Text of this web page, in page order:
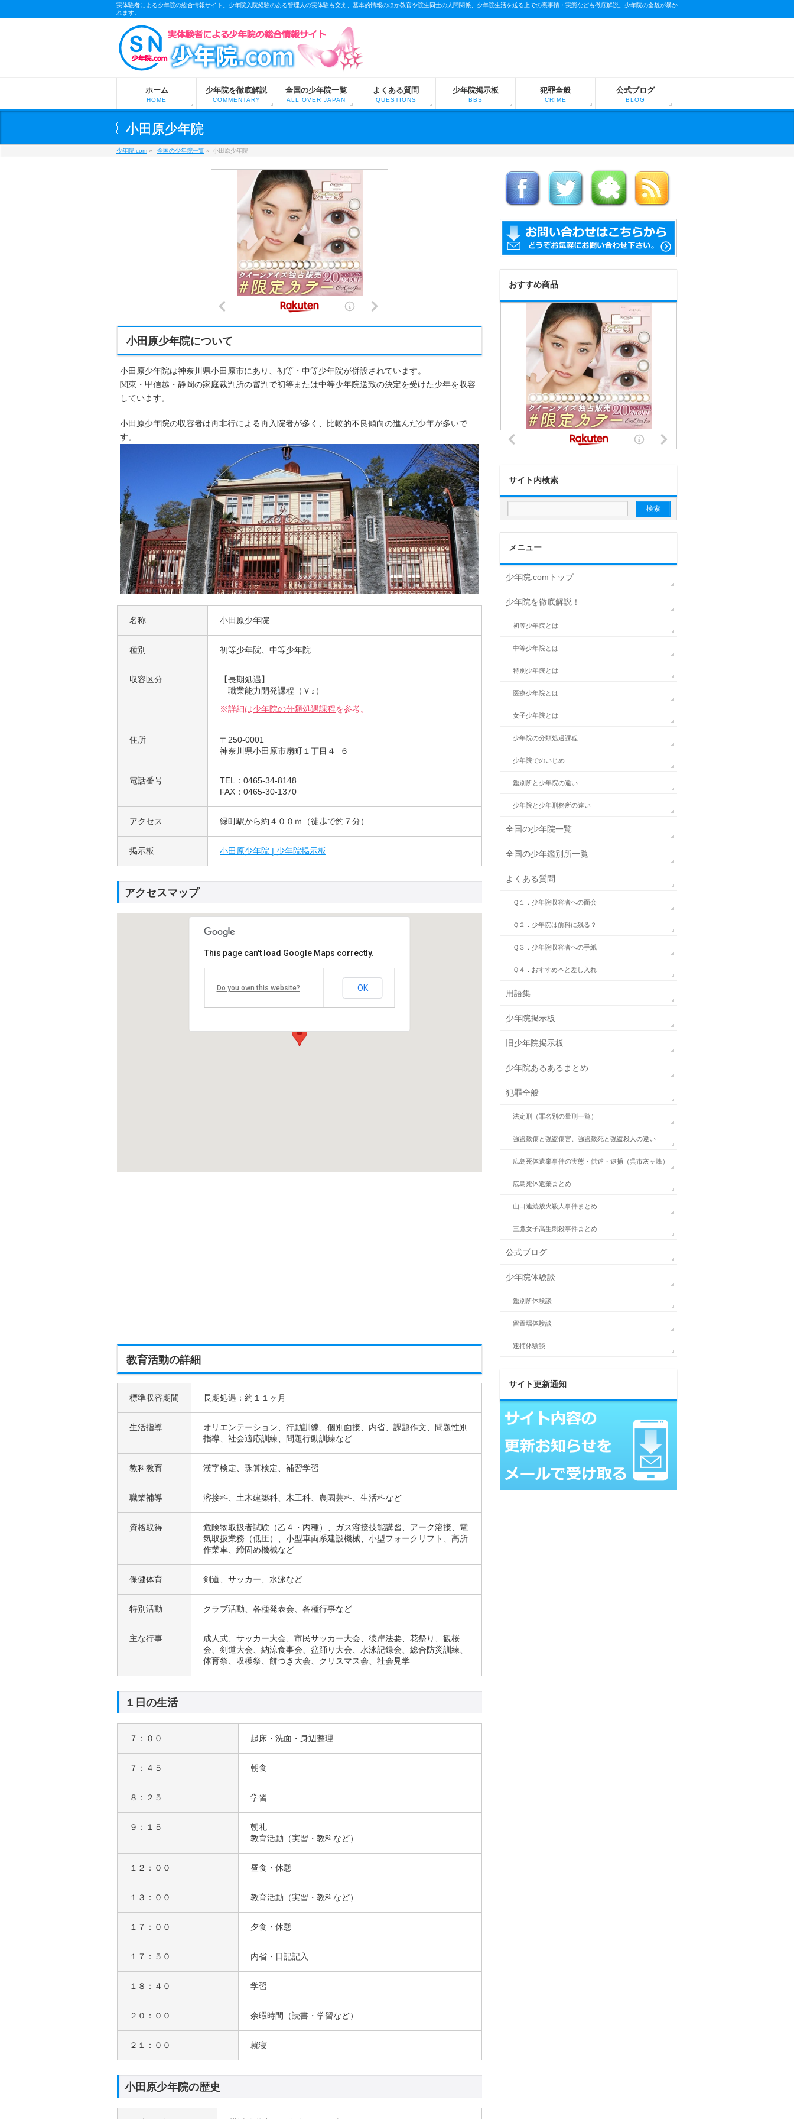
実体験者による少年院の総合情報サイト。少年院入院経験のある管理人の実体験も交え、基本的情報のほか教官や院生同士の人間関係、少年院生活を送る上での裏事情・実態なども徹底解説。少年院の全貌が暴か
れます。
ホーム
HOME
少年院を徹底解説
COMMENTARY
全国の少年院一覧
ALL OVER JAPAN
よくある質問
QUESTIONS
少年院掲示板
BBS
犯罪全般
CRIME
公式ブログ
BLOG
小田原少年院
少年院.com » 全国の少年院一覧 » 小田原少年院
小田原少年院について
小田原少年院は神奈川県小田原市にあり、初等・中等少年院が併設されています。
関東・甲信越・静岡の家庭裁判所の審判で初等または中等少年院送致の決定を受けた少年を収容
しています。
小田原少年院の収容者は再非行による再入院者が多く、比較的不良傾向の進んだ少年が多いで
す。
名称 小田原少年院
種別 初等少年院、中等少年院
収容区分
【長期処遇】
職業能力開発課程（Ｖ ２ ）
※詳細は少年院の分類処遇課程を参考。
住所
〒250-0001
神奈川県小田原市扇町１丁目４−６
電話番号
TEL：0465-34-8148
FAX：0465-30-1370
アクセス 緑町駅から約４００ｍ（徒歩で約７分）
掲示板 小田原少年院 | 少年院掲示板
アクセスマップ
〒250-0001
This page can't load Google Maps correctly.
Do you own this website? OK
教育活動の詳細
標準収容期間 長期処遇：約１１ヶ月
生活指導
オリエンテーション、行動訓練、個別面接、内省、課題作文、問題性別
指導、社会適応訓練、問題行動訓練など
教科教育 漢字検定、珠算検定、補習学習
職業補導 溶接科、土木建築科、木工科、農園芸科、生活科など
資格取得
危険物取扱者試験（乙４・丙種）、ガス溶接技能講習、アーク溶接、電
気取扱業務（低圧）、小型車両系建設機械、小型フォークリフト、高所
作業車、締固め機械など
保健体育 剣道、サッカー、水泳など
特別活動 クラブ活動、各種発表会、各種行事など
主な行事
成人式、サッカー大会、市民サッカー大会、彼岸法要、花祭り、観桜
会、剣道大会、納涼食事会、盆踊り大会、水泳記録会、総合防災訓練、
体育祭、収穫祭、餅つき大会、クリスマス会、社会見学
１日の生活
７：００ 起床・洗面・身辺整理
７：４５ 朝食
８：２５ 学習
９：１５
朝礼
教育活動（実習・教科など）
１２：００ 昼食・休憩
１３：００ 教育活動（実習・教科など）
１７：００ 夕食・休憩
１７：５０ 内省・日記記入
１８：４０ 学習
２０：００ 余暇時間（読書・学習など）
２１：００ 就寝
小田原少年院の歴史
おすすめ商品
サイト内検索
メニュー
少年院.comトップ
少年院を徹底解説！
初等少年院とは
中等少年院とは
特別少年院とは
医療少年院とは
女子少年院とは
少年院の分類処遇課程
少年院でのいじめ
鑑別所と少年院の違い
少年院と少年刑務所の違い
全国の少年院一覧
全国の少年鑑別所一覧
よくある質問
Ｑ１．少年院収容者への面会
Ｑ２．少年院は前科に残る？
Ｑ３．少年院収容者への手紙
Ｑ４．おすすめ本と差し入れ
用語集
少年院掲示板
旧少年院掲示板
少年院あるあるまとめ
犯罪全般
法定刑（罪名別の量刑一覧）
強盗致傷と強盗傷害、強盗致死と強盗殺人の違い
広島死体遺棄事件の実態・供述・逮捕（呉市灰ヶ峰）
広島死体遺棄まとめ
山口連続放火殺人事件まとめ
三鷹女子高生刺殺事件まとめ
公式ブログ
少年院体験談
鑑別所体験談
留置場体験談
逮捕体験談
サイト更新通知